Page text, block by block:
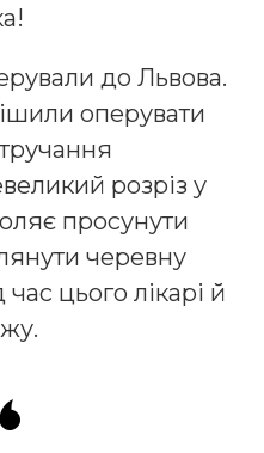
до Львова.
оперувати
розріз у
просунути
черевну
цього лікарі й